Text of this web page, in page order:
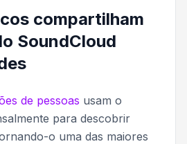
compartilham
SoundCloud
de pessoas usam o
para descobrir
o uma das maiores